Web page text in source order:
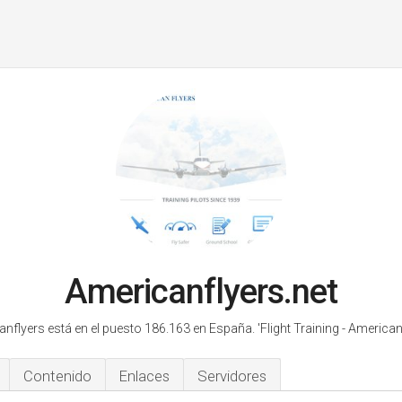
Americanflyers.net
está en el puesto 186.163 en España. 'Flight Training -
Contenido Enlaces Servidores